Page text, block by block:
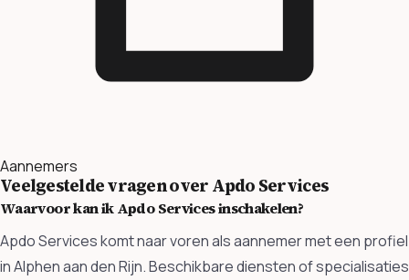
Aannemers
Veelgestelde vragen over Apdo Services
Waarvoor kan ik Apdo Services inschakelen?
Apdo Services komt naar voren als aannemer met een profiel
in Alphen aan den Rijn. Beschikbare diensten of specialisaties